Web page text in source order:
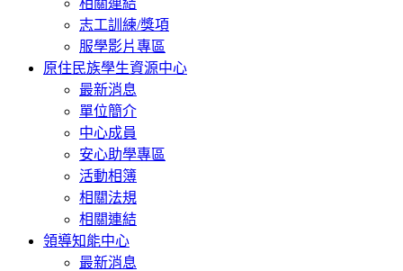
志工訓練/獎項
服學影片專區
原住民族學生資源中心
最新消息
單位簡介
中心成員
安心助學專區
活動相簿
相關法規
相關連結
領導知能中心
最新消息